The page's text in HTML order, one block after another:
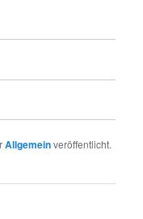
Allgemeinveröffentlicht.